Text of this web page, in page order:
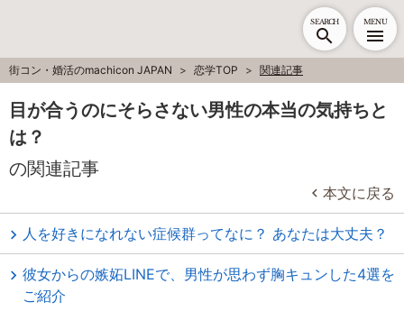
SEARCH MENU
街コン・婚活のmachicon JAPAN 恋学TOP 関連記事
目が合うのにそらさない男性の本当の気持ちと
は？
の関連記事
本文に戻る
人を好きになれない症候群ってなに？ あなたは大丈夫？
彼女からの嫉妬LINEで、男性が思わず胸キュンした4選を
ご紹介